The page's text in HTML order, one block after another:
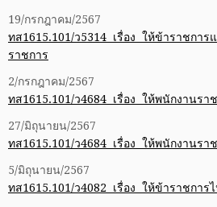
19/กรกฎาคม/2567
ทส1615.101/ว5314 เรื่อง ให้ข้าราชการ
ราชการ
2/กรกฎาคม/2567
ทส1615.101/ว4684 เรื่อง ให้พนักงานรา
27/มิถุนายน/2567
ทส1615.101/ว4684 เรื่อง ให้พนักงานรา
5/มิถุนายน/2567
ทส1615.101/ว4082 เรื่อง ให้ข้าราชการ